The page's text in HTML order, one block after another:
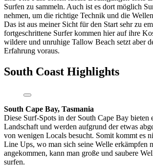
Surfen zu sammeln. Auch ist es dort möglich
nehmen, um die richtige Technik und die
Das ist aus meiner Sicht für den Start sehr zu
fortgeschrittene Surfer kommen hier auf ihre
wildere und unruhige Tallow Beach setzt aber
Erfahrung voraus.
South Coast Highlights
South Cape Bay, Tasmania
Diese Surf-Spots in der South Cape Bay bieten
Landschaft und werden aufgrund der etwas
von wenigen Locals besucht. Somit kommt es
Line Ups, wo man sich seine Welle erkämpfen
angekommen, kann man große und saubere
surfen.